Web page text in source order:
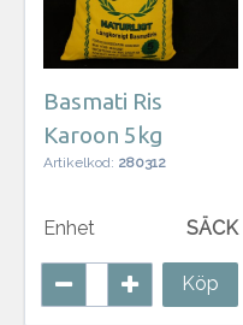
Basmati Ris
Karoon 5kg
Artikelkod: 280312
Enhet SÄCK
Köp